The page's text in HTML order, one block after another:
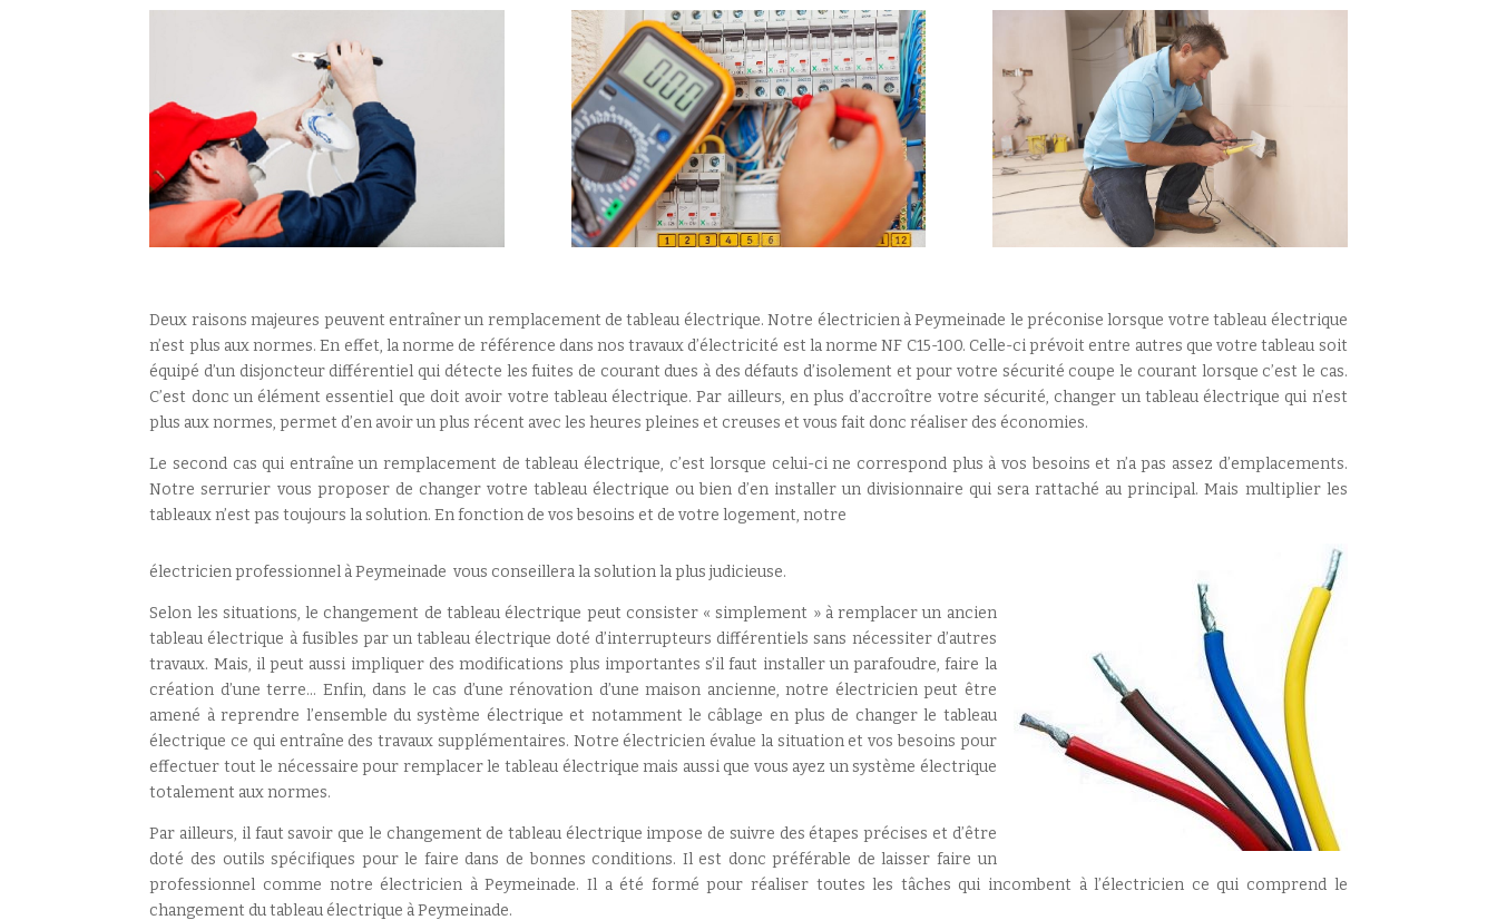
Deux raisons majeures peuvent entraîner un remplacement de tableau électrique. Notre électricien à Peymeinade le préconise lorsque votre tableau électrique
n’est plus aux normes. En effet, la norme de référence dans nos travaux d’électricité est la norme NF C15-100. Celle-ci prévoit entre autres que votre tableau soit
équipé d’un disjoncteur différentiel qui détecte les fuites de courant dues à des défauts d’isolement et pour votre sécurité coupe le courant lorsque c’est le cas.
C’est donc un élément essentiel que doit avoir votre tableau électrique. Par ailleurs, en plus d’accroître votre sécurité, changer un tableau électrique qui n’est
plus aux normes, permet d’en avoir un plus récent avec les heures pleines et creuses et vous fait donc réaliser des économies.
Le second cas qui entraîne un remplacement de tableau électrique, c’est lorsque celui-ci ne correspond plus à vos besoins et n’a pas assez d’emplacements.
Notre serrurier vous proposer de changer votre tableau électrique ou bien d’en installer un divisionnaire qui sera rattaché au principal. Mais multiplier les
tableaux n’est pas toujours la solution. En fonction de vos besoins et de votre logement, notre
électricien professionnel à Peymeinade vous conseillera la solution la plus judicieuse.
Selon les situations, le changement de tableau électrique peut consister « simplement » à remplacer un ancien
tableau électrique à fusibles par un tableau électrique doté d’interrupteurs différentiels sans nécessiter d’autres
travaux. Mais, il peut aussi impliquer des modifications plus importantes s’il faut installer un parafoudre, faire la
création d’une terre… Enfin, dans le cas d’une rénovation d’une maison ancienne, notre électricien peut être
amené à reprendre l’ensemble du système électrique et notamment le câblage en plus de changer le tableau
électrique ce qui entraîne des travaux supplémentaires. Notre électricien évalue la situation et vos besoins pour
effectuer tout le nécessaire pour remplacer le tableau électrique mais aussi que vous ayez un système électrique
totalement aux normes.
Par ailleurs, il faut savoir que le changement de tableau électrique impose de suivre des étapes précises et d’être
doté des outils spécifiques pour le faire dans de bonnes conditions. Il est donc préférable de laisser faire un
professionnel comme notre électricien à Peymeinade. Il a été formé pour réaliser toutes les tâches qui incombent à l’électricien ce qui comprend le
changement du tableau électrique à Peymeinade.